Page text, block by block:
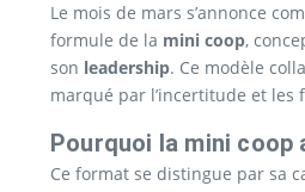
Le mois de mars s’annonce
formule de la mini coop,
son leadership. Ce modèle
marqué par l’incertitude et les
Pourquoi la mini coop
Ce format se distingue par sa